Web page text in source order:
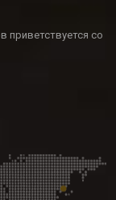
приветствуется со